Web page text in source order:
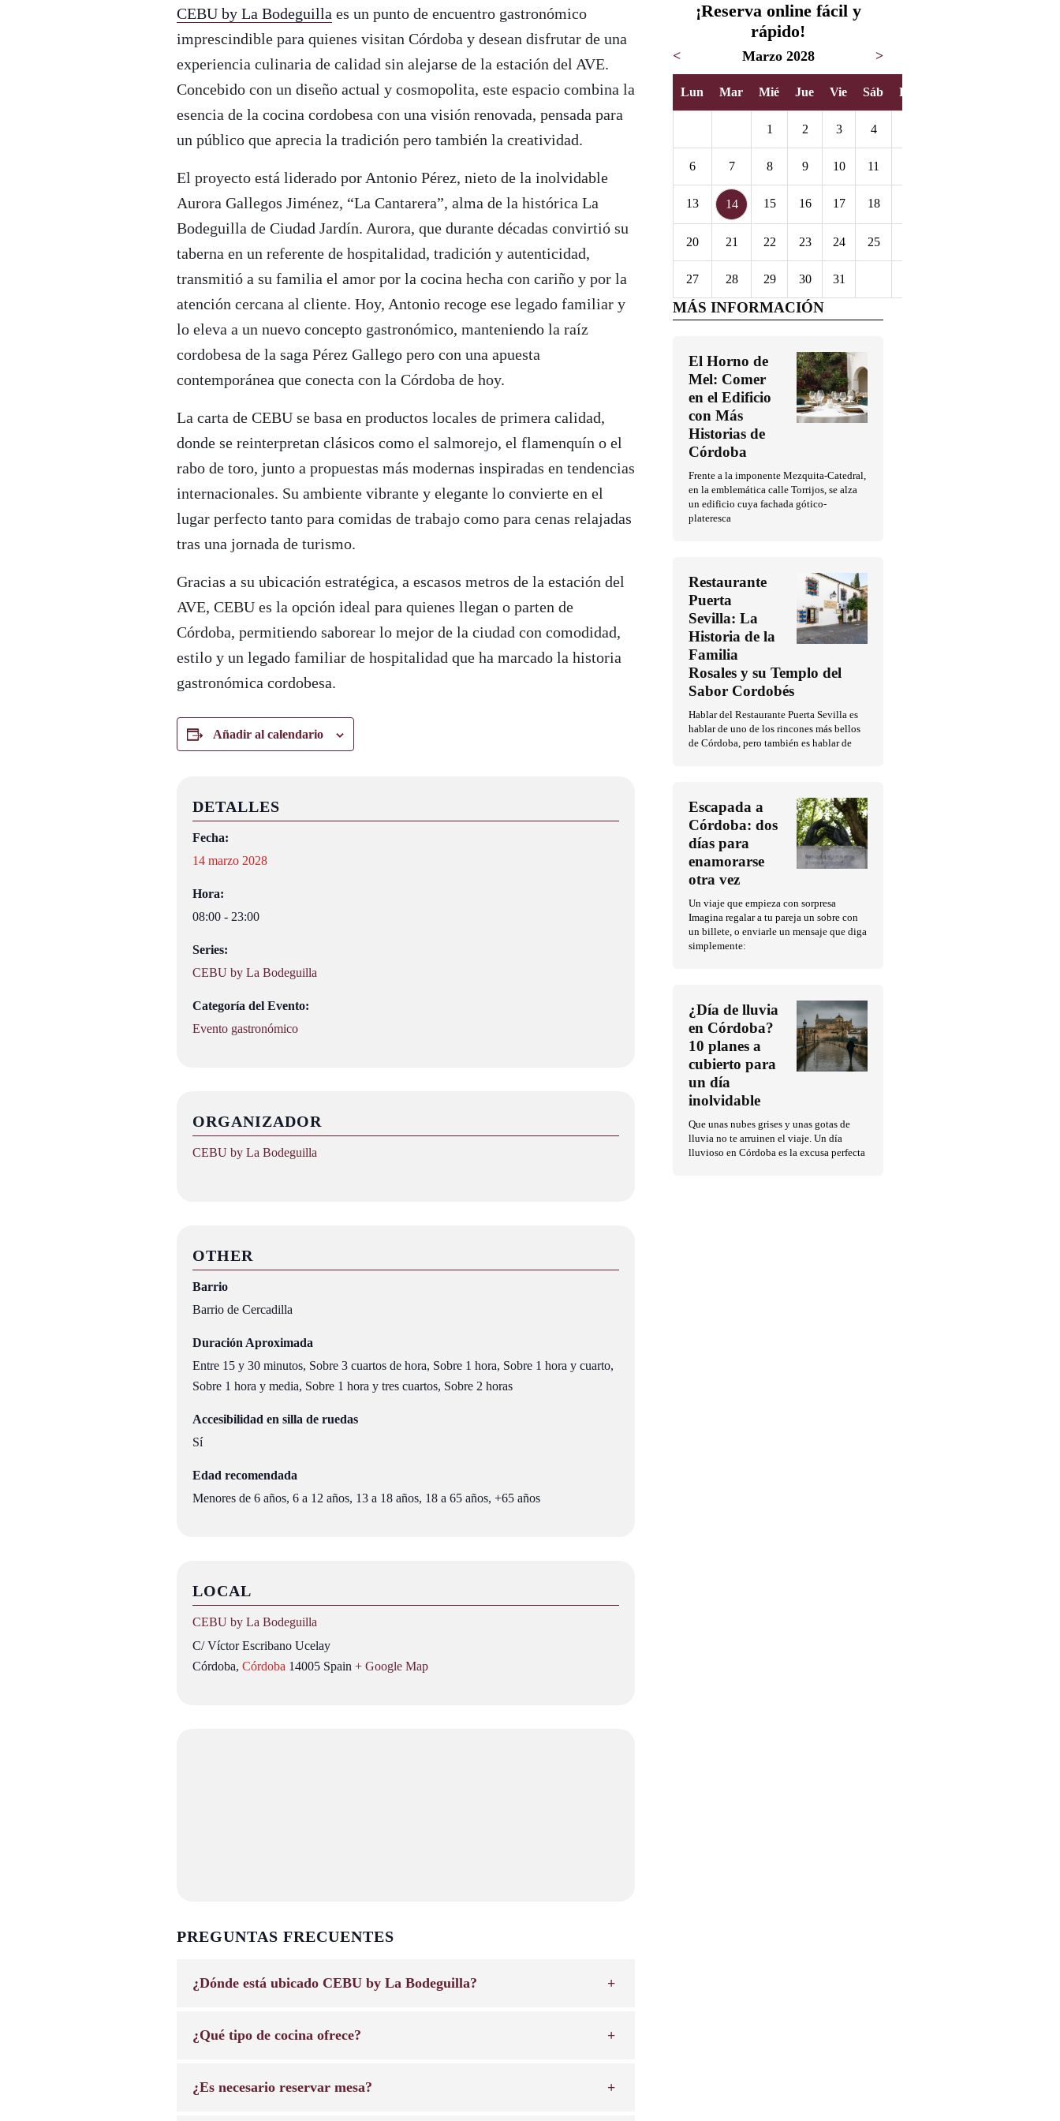
CEBU by La Bodeguilla es un punto de encuentro gastronómico
imprescindible para quienes visitan Córdoba y desean disfrutar de una
experiencia culinaria de calidad sin alejarse de la estación del AVE.
Concebido con un diseño actual y cosmopolita, este espacio combina la
esencia de la cocina cordobesa con una visión renovada, pensada para
un público que aprecia la tradición pero también la creatividad.
El proyecto está liderado por Antonio Pérez, nieto de la inolvidable
Aurora Gallegos Jiménez, “La Cantarera”, alma de la histórica La
Bodeguilla de Ciudad Jardín. Aurora, que durante décadas convirtió su
taberna en un referente de hospitalidad, tradición y autenticidad,
transmitió a su familia el amor por la cocina hecha con cariño y por la
atención cercana al cliente. Hoy, Antonio recoge ese legado familiar y
lo eleva a un nuevo concepto gastronómico, manteniendo la raíz
cordobesa de la saga Pérez Gallego pero con una apuesta
contemporánea que conecta con la Córdoba de hoy.
La carta de CEBU se basa en productos locales de primera calidad,
donde se reinterpretan clásicos como el salmorejo, el flamenquín o el
rabo de toro, junto a propuestas más modernas inspiradas en tendencias
internacionales. Su ambiente vibrante y elegante lo convierte en el
lugar perfecto tanto para comidas de trabajo como para cenas relajadas
tras una jornada de turismo.
Gracias a su ubicación estratégica, a escasos metros de la estación del
AVE, CEBU es la opción ideal para quienes llegan o parten de
Córdoba, permitiendo saborear lo mejor de la ciudad con comodidad,
estilo y un legado familiar de hospitalidad que ha marcado la historia
gastronómica cordobesa.
Añadir al calendario
DETALLES
Fecha:
14 marzo 2028
Hora:
08:00 - 23:00
Series:
CEBU by La Bodeguilla
Categoría del Evento:
Evento gastronómico
ORGANIZADOR
CEBU by La Bodeguilla
OTHER
Barrio
Barrio de Cercadilla
Duración Aproximada
Entre 15 y 30 minutos, Sobre 3 cuartos de hora, Sobre 1 hora, Sobre 1 hora y cuarto,
Sobre 1 hora y media, Sobre 1 hora y tres cuartos, Sobre 2 horas
Accesibilidad en silla de ruedas
Sí
Edad recomendada
Menores de 6 años, 6 a 12 años, 13 a 18 años, 18 a 65 años, +65 años
LOCAL
CEBU by La Bodeguilla
C/ Víctor Escribano Ucelay
Córdoba, Córdoba 14005 Spain + Google Map
PREGUNTAS FRECUENTES
¿Dónde está ubicado CEBU by La Bodeguilla?
¿Qué tipo de cocina ofrece?
¿Es necesario reservar mesa?
¡Reserva online fácil y
rápido!
< Marzo 2028 >
Lun Mar Mié Jue Vie Sáb Dom
1 2 3 4
6 7 8 9 10 11
13 14 15 16 17 18
20 21 22 23 24 25
27 28 29 30 31
MÁS INFORMACIÓN
El Horno de
Mel: Comer
en el Edificio
con Más
Historias de
Córdoba
Frente a la imponente Mezquita-Catedral,
en la emblemática calle Torrijos, se alza
un edificio cuya fachada gótico-
plateresca
Restaurante
Puerta
Sevilla: La
Historia de la
Familia
Rosales y su Templo del
Sabor Cordobés
Hablar del Restaurante Puerta Sevilla es
hablar de uno de los rincones más bellos
de Córdoba, pero también es hablar de
Escapada a
Córdoba: dos
días para
enamorarse
otra vez
Un viaje que empieza con sorpresa
Imagina regalar a tu pareja un sobre con
un billete, o enviarle un mensaje que diga
simplemente:
¿Día de lluvia
en Córdoba?
10 planes a
cubierto para
un día
inolvidable
Que unas nubes grises y unas gotas de
lluvia no te arruinen el viaje. Un día
lluvioso en Córdoba es la excusa perfecta